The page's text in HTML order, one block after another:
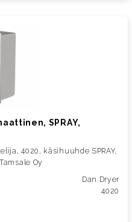
SPRAY,
4020, käsihuuhde SPRAY,
Oy
Dan Dryer
4020